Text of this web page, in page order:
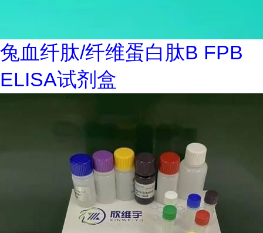
兔血纤肽/纤维蛋白肽B FPB
ELISA试剂盒